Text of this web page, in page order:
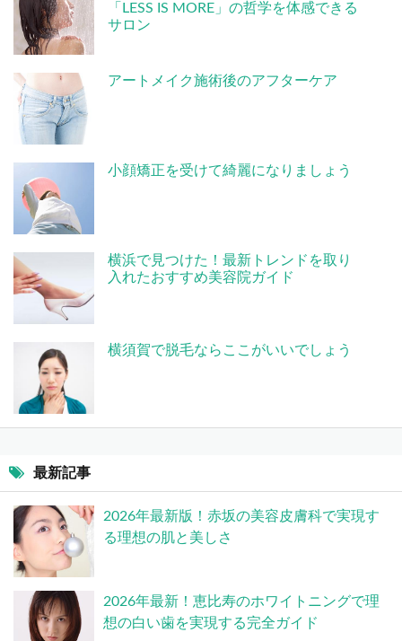
「LESS IS MORE」の哲学を体感できる
サロン
アートメイク施術後のアフターケア
小顔矯正を受けて綺麗になりましょう
横浜で見つけた！最新トレンドを取り
入れたおすすめ美容院ガイド
横須賀で脱毛ならここがいいでしょう
最新記事
2026年最新版！赤坂の美容皮膚科で実現す
る理想の肌と美しさ
2026年最新！恵比寿のホワイトニングで理
想の白い歯を実現する完全ガイド